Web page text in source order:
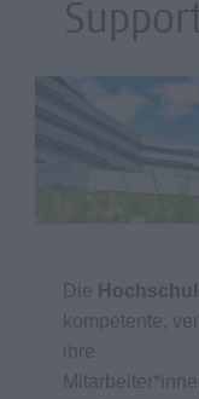
Die
kompetente,
ihre